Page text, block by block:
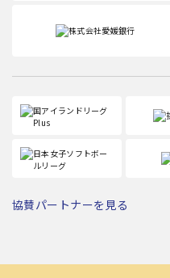
協賛パートナーを見る